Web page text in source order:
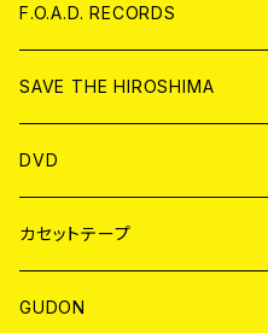
ANALOG
CD
ANALOG
F.O.A.D. RECORDS
CD
ANALOG
SAVE THE HIROSHIMA
アパレル
BADGE
DVD
JAPAN
WORLD
カセットテープ
JAPAN
GUDON